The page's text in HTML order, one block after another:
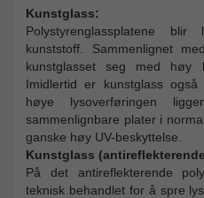
Kunstglass:
Polystyrenglassplatene
kunststoff. Sammenlignet
kunstglasset seg med høy
Imidlertid er kunstglass
høye lysoverføringen
sammenlignbare plater i
ganske høy UV-beskyttelse.
Kunstglass
På det antireflekterende
teknisk behandlet for å spre